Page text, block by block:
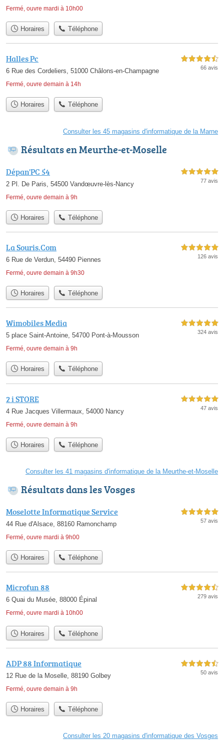
Fermé, ouvre mardi à 10h00
Horaires Téléphone
Halles Pc
6 Rue des Cordeliers, 51000 Châlons-en-Champagne
Fermé, ouvre demain à 14h
4,5 étoiles sur 5
66 avis
Horaires Téléphone
Consulter les 45 magasins d'informatique de la Marne
Résultats en Meurthe-et-Moselle
Dépan'PC 54
2 Pl. De Paris, 54500 Vandœuvre-lès-Nancy
Fermé, ouvre demain à 9h
5,0 étoiles sur 5
77 avis
Horaires Téléphone
La Souris.Com
6 Rue de Verdun, 54490 Piennes
Fermé, ouvre demain à 9h30
5,0 étoiles sur 5
126 avis
Horaires Téléphone
Wimobiles Media
5 place Saint-Antoine, 54700 Pont-à-Mousson
Fermé, ouvre demain à 9h
5,0 étoiles sur 5
324 avis
Horaires Téléphone
2 i STORE
4 Rue Jacques Villermaux, 54000 Nancy
Fermé, ouvre demain à 9h
5,0 étoiles sur 5
47 avis
Horaires Téléphone
Consulter les 41 magasins d'informatique de la Meurthe-et-Moselle
Résultats dans les Vosges
Moselotte Informatique Service
44 Rue d'Alsace, 88160 Ramonchamp
Fermé, ouvre mardi à 9h00
5,0 étoiles sur 5
57 avis
Horaires Téléphone
Microfun 88
6 Quai du Musée, 88000 Épinal
Fermé, ouvre mardi à 10h00
4,5 étoiles sur 5
279 avis
Horaires Téléphone
ADP 88 Informatique
12 Rue de la Moselle, 88190 Golbey
Fermé, ouvre demain à 9h
4,5 étoiles sur 5
50 avis
Horaires Téléphone
Consulter les 20 magasins d'informatique des Vosges